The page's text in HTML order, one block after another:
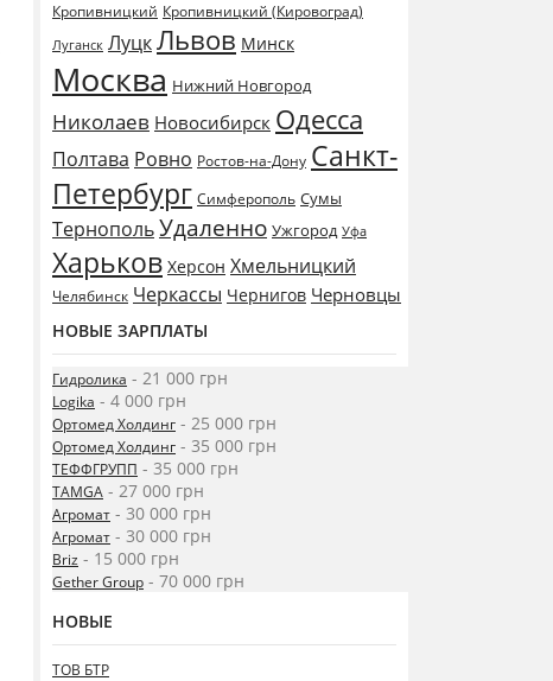
Кропивницкий Кропивницкий (Кировоград)
Луганск ЛуцкЛьвов Минск
Москва Нижний Новгород
Николаев Новосибирск Одесса
Полтава Ровно Ростов-на-Дону Санкт-
Петербург Симферополь Сумы
ТернопольУдаленно Ужгород Уфа
Харьков Херсон Хмельницкий
Челябинск Черкассы Чернигов Черновцы
НОВЫЕ ЗАРПЛАТЫ
Гидролика - 21 000 грн
Logika - 4 000 грн
Ортомед Холдинг - 25 000 грн
Ортомед Холдинг - 35 000 грн
ТЕФФГРУПП - 35 000 грн
TAMGA - 27 000 грн
Агромат - 30 000 грн
Агромат - 30 000 грн
Briz - 15 000 грн
Gether Group - 70 000 грн
НОВЫЕ
ТОВ БТР